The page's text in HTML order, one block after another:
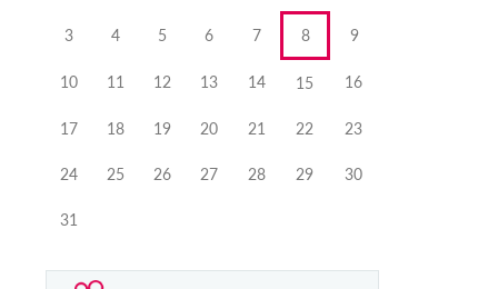
3 4 5 6 7 8 9
10 11 12 13 14 15 16
17 18 19 20 21 22 23
24 25 26 27 28 29 30
31